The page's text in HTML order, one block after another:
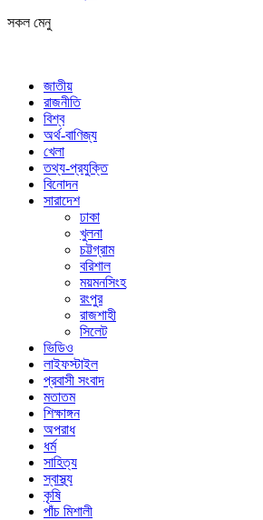
সকল মেনু
জাতীয়
রাজনীতি
বিশ্ব
অর্থ-বাণিজ্য
খেলা
তথ্য-প্রযুক্তি
বিনোদন
সারাদেশ
ঢাকা
খুলনা
চট্টগ্রাম
বরিশাল
ময়মনসিংহ
রংপুর
রাজশাহী
সিলেট
ভিডিও
লাইফস্টাইল
প্রবাসী সংবাদ
মতাতম
শিক্ষাঙ্গন
অপরাধ
ধর্ম
সাহিত্য
স্বাস্থ্য
কৃষি
পাঁচ মিশালী